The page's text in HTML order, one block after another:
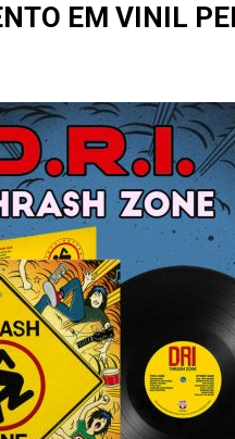
EM VINIL